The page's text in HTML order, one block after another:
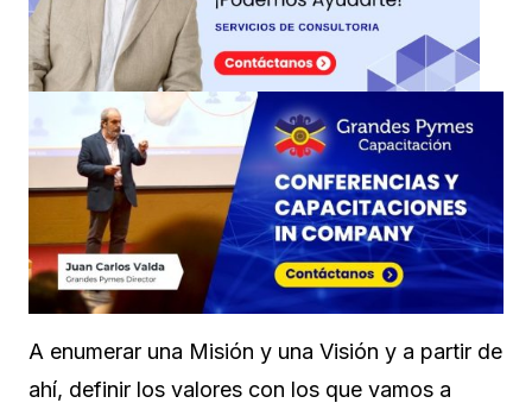
A enumerar una Misión y una Visión y a partir de
ahí, definir los valores con los que vamos a